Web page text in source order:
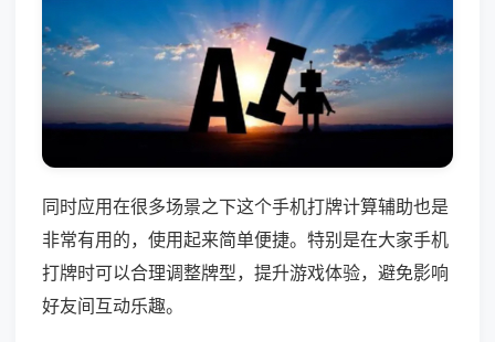
同时应用在很多场景之下这个手机打牌计算辅助也是
非常有用的，使用起来简单便捷。特别是在大家手机
打牌时可以合理调整牌型，提升游戏体验，避免影响
好友间互动乐趣。